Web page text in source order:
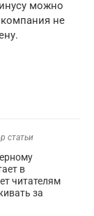
можно
компания не
статьи
в
читателям
за